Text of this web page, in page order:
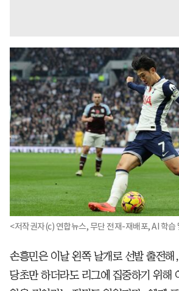
<저작권자(c) 연합뉴스, 무단 전재-재배포, AI 학습
손흥민은 이날 왼쪽 날개로 선발 출전
당초만 하더라도 리그에 집중하기 위해